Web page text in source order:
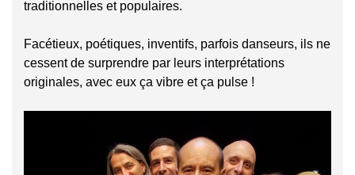
traditionnelles et populaires.
Facétieux, poétiques, inventifs, parfois danseurs, ils ne
cessent de surprendre par leurs interprétations
originales, avec eux ça vibre et ça pulse !